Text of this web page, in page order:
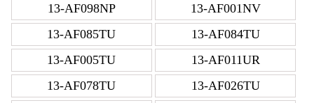
13-AF098NP
13-AF001NV
13-AF085TU
13-AF084TU
13-AF005TU
13-AF011UR
13-AF078TU
13-AF026TU